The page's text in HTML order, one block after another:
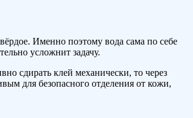
Именно поэтому вода сама по себе
усложнит задачу.
сдирать клей механически, то через
для безопасного отделения от кожи,